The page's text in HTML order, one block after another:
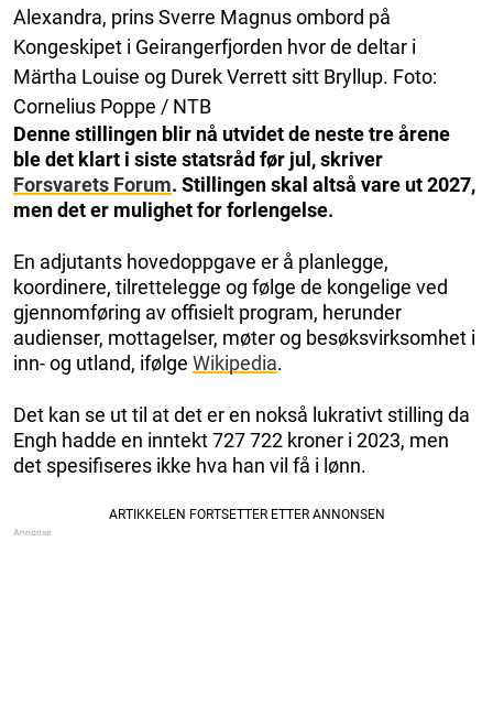
Alexandra, prins Sverre Magnus ombord på
Kongeskipet i Geirangerfjorden hvor de deltar i
Märtha Louise og Durek Verrett sitt Bryllup. Foto:
Cornelius Poppe / NTB
Denne stillingen blir nå utvidet de neste tre årene
ble det klart i siste statsråd før jul, skriver
Forsvarets Forum. Stillingen skal altså vare ut 2027,
men det er mulighet for forlengelse.
En adjutants hovedoppgave er å planlegge,
koordinere, tilrettelegge og følge de kongelige ved
gjennomføring av offisielt program, herunder
audienser, mottagelser, møter og besøksvirksomhet i
inn- og utland, ifølge Wikipedia.
Det kan se ut til at det er en nokså lukrativt stilling da
Engh hadde en inntekt 727 722 kroner i 2023, men
det spesifiseres ikke hva han vil få i lønn.